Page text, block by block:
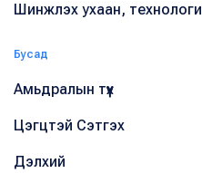
Шинжлэх ухаан, технологи
Бусад
Амьдралын түүх
Цэгцтэй Сэтгэх
Дэлхий